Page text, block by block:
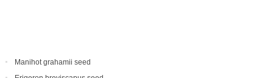
Manihot grahamii seed